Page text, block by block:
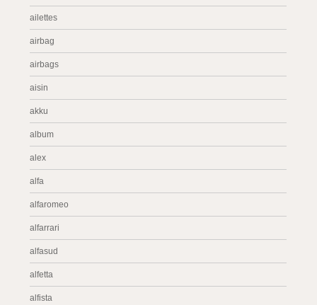
ailettes
airbag
airbags
aisin
akku
album
alex
alfa
alfaromeo
alfarrari
alfasud
alfetta
alfista